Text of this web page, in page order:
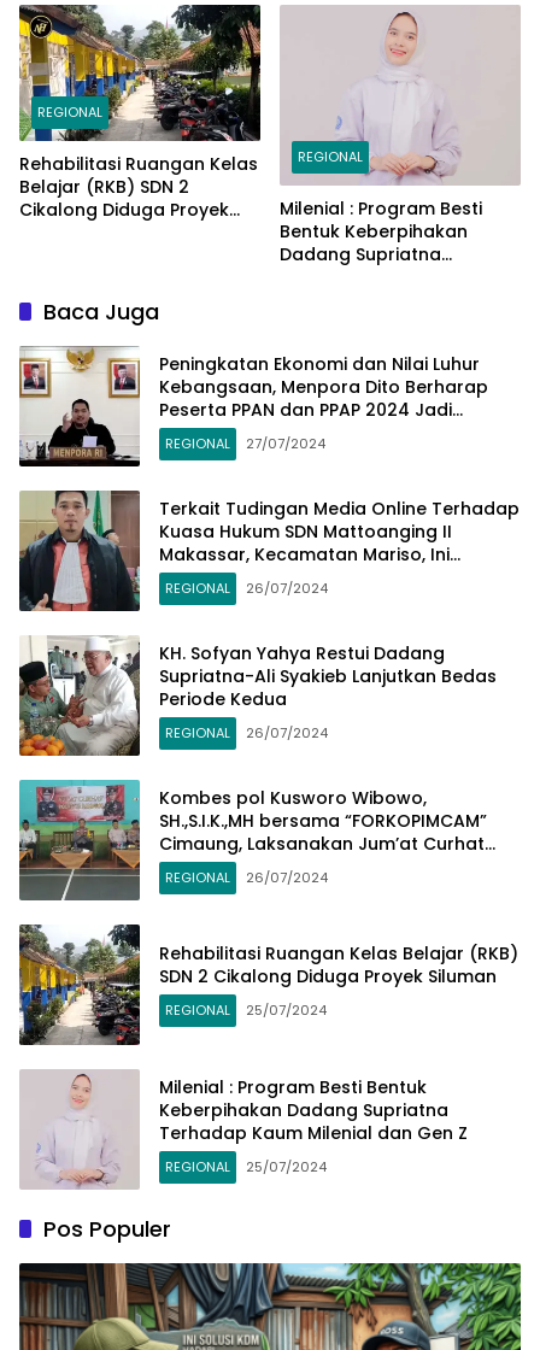
Jum’at Curhat Jelang
Pemilu Serentak 2024
REGIONAL
Rehabilitasi Ruangan Kelas
Belajar (RKB) SDN 2
Cikalong Diduga Proyek
REGIONAL
Milenial : Program Besti
Bentuk Keberpihakan
Dadang Supriatna
Baca Juga
Peningkatan Ekonomi dan Nilai Luhur
Kebangsaan, Menpora Dito Berharap
Peserta PPAN dan PPAP 2024 Jadi
Katalisator
REGIONAL 27/07/2024
Terkait Tudingan Media Online Terhadap
Kuasa Hukum SDN Mattoanging II
Makassar, Kecamatan Mariso, Ini
Penjelasannya
REGIONAL 26/07/2024
KH. Sofyan Yahya Restui Dadang
Supriatna-Ali Syakieb Lanjutkan Bedas
Periode Kedua
REGIONAL 26/07/2024
Kombes pol Kusworo Wibowo,
SH.,S.I.K.,MH bersama “FORKOPIMCAM”
Cimaung, Laksanakan Jum’at Curhat
Jelang Pemilu Serentak 2024
REGIONAL 26/07/2024
Rehabilitasi Ruangan Kelas Belajar (RKB)
SDN 2 Cikalong Diduga Proyek Siluman
REGIONAL 25/07/2024
Milenial : Program Besti Bentuk
Keberpihakan Dadang Supriatna
Terhadap Kaum Milenial dan Gen Z
REGIONAL 25/07/2024
Pos Populer